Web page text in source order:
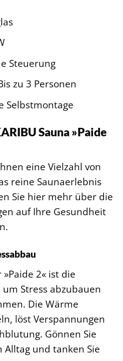
Steuerung
zu 3 Personen
Selbstmontage
Sauna »Paide
eine Vielzahl von
reine Saunaerlebnis
Sie hier mehr über die
auf Ihre Gesundheit
2« ist die
Stress abzubauen
Die Wärme
löst Verspannungen
Gönnen Sie
Alltag und tanken Sie